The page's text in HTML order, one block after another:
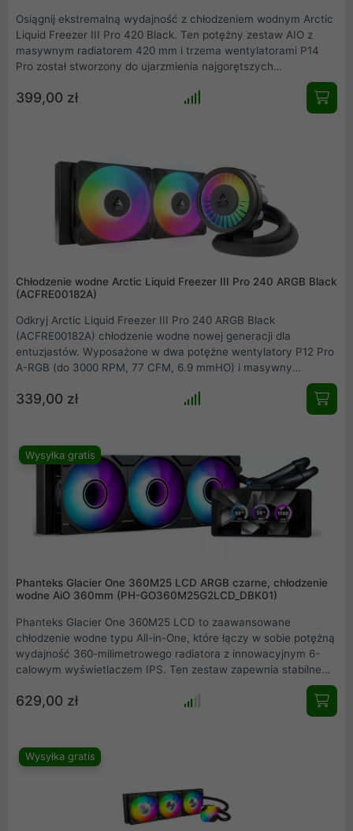
Osiągnij ekstremalną wydajność z chłodzeniem wodnym Arctic
Liquid Freezer III Pro 420 Black. Ten potężny zestaw AIO z
masywnym radiatorem 420 mm i trzema wentylatorami P14
Pro został stworzony do ujarzmienia najgorętszych
procesorów. Innowacyjny wentylator VRM aktywnie chłodzi
sekcję zasilania płyty głównej, gwarantując absolutną
399,00 zł
Chłodzenie wodne Arctic Liquid Freezer III Pro 240 ARGB Black
(ACFRE00182A)
Odkryj Arctic Liquid Freezer III Pro 240 ARGB Black
(ACFRE00182A) chłodzenie wodne nowej generacji dla
entuzjastów. Wyposażone w dwa potężne wentylatory P12 Pro
A-RGB (do 3000 RPM, 77 CFM, 6.9 mmHO) i masywny
aluminiowy radiator 240mm o grubości 38mm, gwarantuje
bezkompromisową wydajność chłodzenia. Innowacyjne,
aktywne chłodzenie VRM, dołączona pasta MX-6, efektowne
(450mm).
339,00 zł
Wysyłka gratis
Phanteks Glacier One 360M25 LCD ARGB czarne, chłodzenie
wodne AiO 360mm (PH-GO360M25G2LCD_DBK01)
Phanteks Glacier One 360M25 LCD to zaawansowane
chłodzenie wodne typu All-in-One, które łączy w sobie potężną
wydajność 360-milimetrowego radiatora z innowacyjnym 6-
calowym wyświetlaczem IPS. Ten zestaw zapewnia stabilne
jednocześnie niespotykane możliwości personalizacji wizualnej.
Dzięki nowoczesnym wentylatorom z podświetleniem ARGB i
nie tylko na kulturze pracy, ale i na estetyce. To idealny wybór
dla entuzjastów poszukujących balansu między stylem a
629,00 zł
Wysyłka gratis